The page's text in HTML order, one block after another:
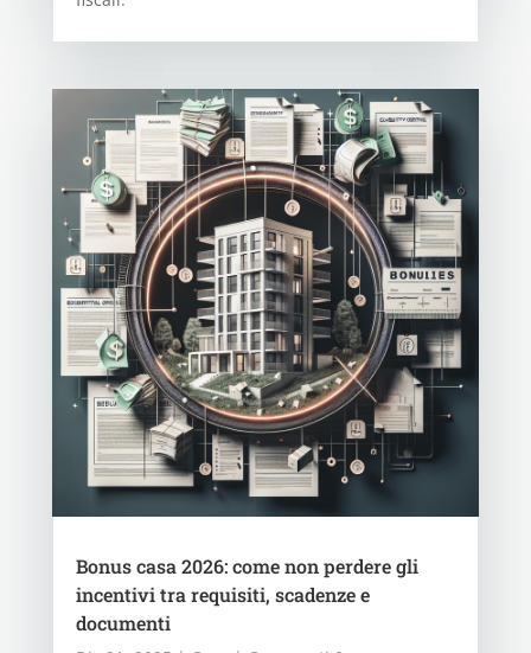
Bonus casa 2026: come non perdere gli
incentivi tra requisiti, scadenze e
documenti